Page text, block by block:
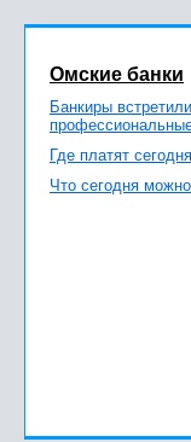
Омские банки
Банкиры
Где платят
Что сегодня